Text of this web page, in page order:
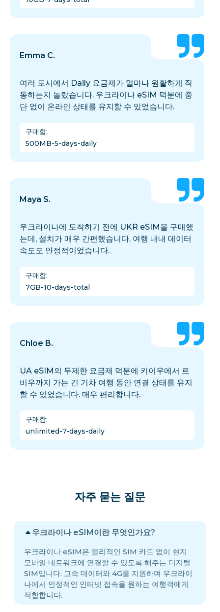
Emma C.
여러 도시에서 Daily 요금제가 얼마나 원활하게 작
동하는지 놀랐습니다. 우크라이나 eSIM 덕분에 중
단 없이 온라인 상태를 유지할 수 있었습니다.
구매함:
500MB-5-days-daily
Maya S.
우크라이나에 도착하기 전에 UKR eSIM을 구매했
는데, 설치가 매우 간편했습니다. 여행 내내 데이터
속도도 안정적이었습니다.
구매함:
7GB-10-days-total
Chloe B.
UA eSIM의 무제한 요금제 덕분에 키이우에서 르
비우까지 가는 긴 기차 여행 동안 연결 상태를 유지
할 수 있었습니다. 매우 편리합니다.
구매함:
unlimited-7-days-daily
자주 묻는 질문
우크라이나 eSIM이란 무엇인가요?
우크라이나 eSIM은 물리적인 SIM 카드 없이 현지
모바일 네트워크에 연결할 수 있도록 해주는 디지털
SIM입니다. 고속 데이터와 4G를 지원하며 우크라이
나에서 안정적인 인터넷 접속을 원하는 여행객에게
적합합니다.